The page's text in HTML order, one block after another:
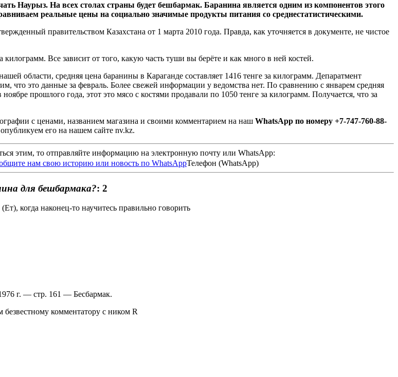
Наурыз. На всех столах страны будет бешбармак. Баранина является одним из компонентов этого
реальные цены на социально значимые продукты питания со среднестатистическими.
правительством Казахстана от 1 марта 2010 года. Правда, как уточняется в документе, не чистое
Все зависит от того, какую часть туши вы берёте и как много в ней костей.
области, средняя цена баранины в Караганде составляет 1416 тенге за килограмм. Депаратмент
что это данные за февраль. Более свежей информации у ведомства нет. По сравнению с январем средняя
прошлого года, этот это мясо с костями продавали по 1050 тенге за килограмм. Получается, что за
с ценами, названием магазина и своими комментарием на наш WhatsApp по номеру +7-747-760-88-
его на нашем сайте nv.kz.
этим, то отправляйте информацию на электронную почту или WhatsApp:
Телефон (WhatsApp)
для бешбармака?: 2
когда наконец-то научитесь правильно говорить
г. — стр. 161 — Бесбармак.
комментатору с ником R